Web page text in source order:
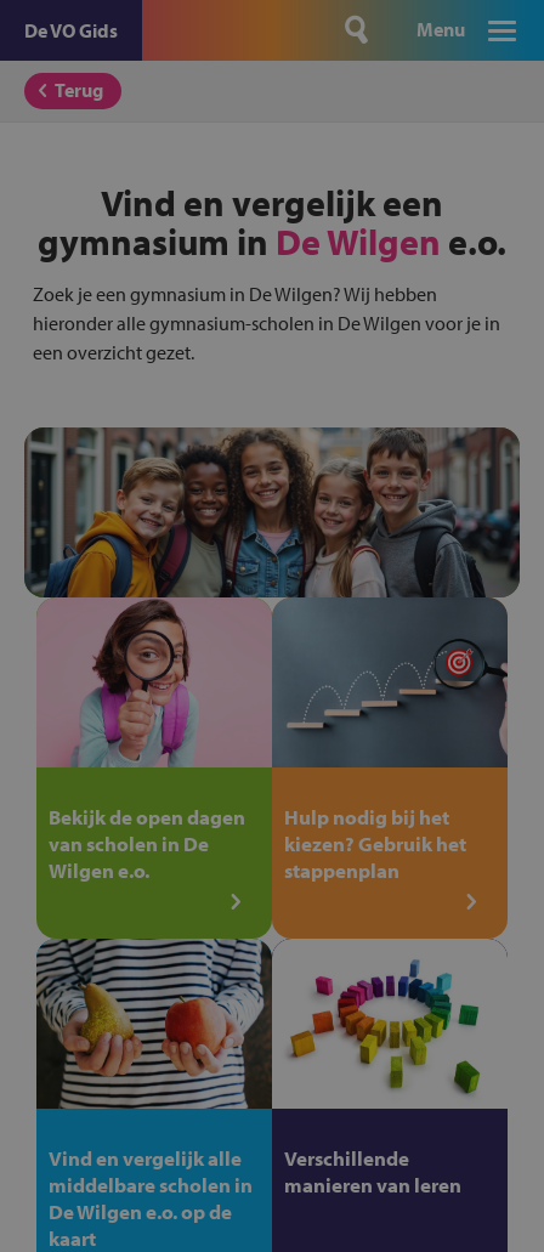
De VO Gids Menu
Terug
Vind en vergelijk een
gymnasium in De Wilgen e.o.
Zoek je een gymnasium in De Wilgen? Wij hebben
hieronder alle gymnasium-scholen in De Wilgen voor je in
een overzicht gezet.
Bekijk de open dagen
van scholen in De
Wilgen e.o.
Hulp nodig bij het
kiezen? Gebruik het
stappenplan
Vind en vergelijk alle
middelbare scholen in
De Wilgen e.o. op de
kaart
Verschillende
manieren van leren